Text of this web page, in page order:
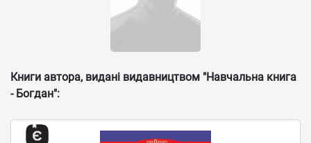
Книги автора, видані видавництвом "Навчальна книга
- Богдан":